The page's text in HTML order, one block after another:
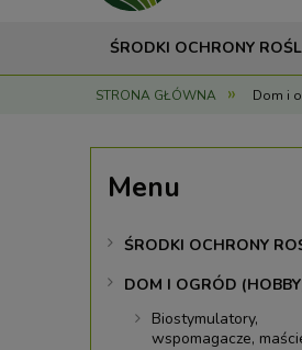
ŚRODKI OCHRONY
STRONA GŁÓWNA » Dom i
Menu
ŚRODKI OCHRONY
DOM I OGRÓD
Biostymulatory,
wspomagacze,